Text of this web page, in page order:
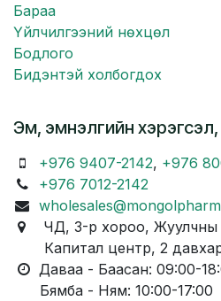
Бараа
Үйлчилгээний нөхцөл
Бодлого
Бидэнтэй холбогдох
Эм, эмнэлгийн
+976 9407-2142, +976
+976 7012-2142
ЧД, 3-р хороо, Жуулчны
Капитал центр, 2
Даваа - Баасан: 09:00-
Бямба - Ням: 10:00-17:00